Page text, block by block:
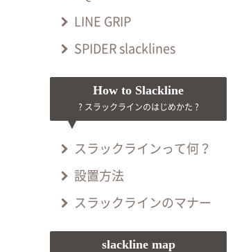
LINE GRIP
SPIDER slacklines
How to Slackline
? スラックラインのはじめかた ?
スラックラインって何？
設置方法
スラックラインのマナー
slackline map